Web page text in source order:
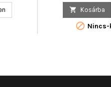
 Kosárba
